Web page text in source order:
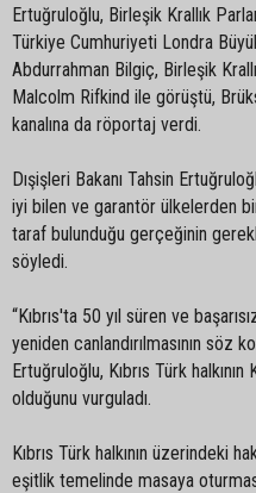
Ertuğruloğlu, Birleşik Krallık
Türkiye Cumhuriyeti Londra
Abdurrahman Bilgiç, Birleşik
Malcolm Rifkind ile görüştü,
kanalına da röportaj verdi.
Dışişleri Bakanı Tahsin
iyi bilen ve garantör ülkelerden
taraf bulunduğu gerçeğinin
söyledi.
“Kıbrıs'ta 50 yıl süren ve
yeniden canlandırılmasının söz
Ertuğruloğlu, Kıbrıs Türk
olduğunu vurguladı.
Kıbrıs Türk halkının üzerindeki
eşitlik temelinde masaya